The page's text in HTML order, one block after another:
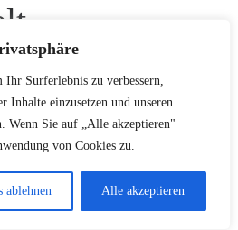
Surferlebnis zu verbessern,
Inhalte einzusetzen und unseren
Wenn Sie auf „Alle akzeptieren"
von Cookies zu.
ablehnen Alle akzeptieren
nach Freud wird
und Umwelteinflüsse
und soziale Umstände
Rolle in der Triebtheorie
Entwicklung von